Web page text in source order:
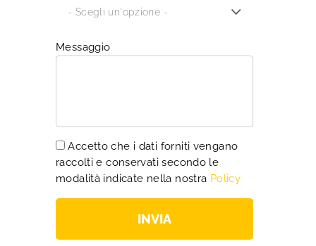
Messaggio
Accetto che i dati forniti vengano
raccolti e conservati secondo le
modalità indicate nella nostra Policy
INVIA